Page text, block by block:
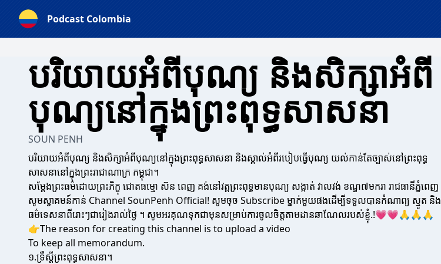
Podcast Colombia
បរិយាយអំពីបុណ្យ និងសិក្សាអំពី
បុណ្យនៅក្នុងព្រះពុទ្ធសាសនា
SOUN PENH
បរិយាយអំពីបុណ្យ និងសិក្សាអំពីបុណ្យនៅក្នុងព្រះពុទ្ធសាសនា និងស្គាល់អំពីរបៀបធ្វើបុណ្យ យល់កាន់តែច្បាស់នៅព្រះពុទ្ធ
សាសនានៅក្នុងព្រះរាជាណាក្រ កម្ពុជា។
សម្ដែងព្រះធម៌ដោយព្រះភិក្ខុ ជោតធម្មោ ស៊ន ពេញ គង់នៅវត្តព្រះពុទ្ធមានបុណ្យ សង្កាត់ វាលវង់ ខណ្ឌ៧មករា រាជធានីភ្នំពេញ
សូមស្វាគមន៍កាន់ Channel SounPenh Official! សូមចុច Subscribe ម្នាក់មួយផងដើម្បីទទួលបានកំណាព្យ ស្មូត និង
ធម៌ទេសនាពីរោះៗជារៀងរាល់ថ្ងៃ ។ សូមអរគុណទុកជាមុនសម្រាប់ការចូលចិត្តតាមដានឆាណែលរបស់ខ្ញុំ.!💗💗🙏🙏🙏
👉The reason for creating this channel is to upload a video
To keep all memorandum.
១.ទ្រឹស្ដីព្រះពុទ្ធសាសនា។